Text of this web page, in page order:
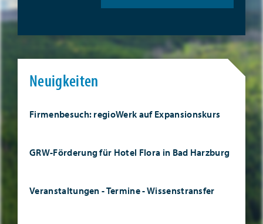
Neuigkeiten
Firmenbesuch: regioWerk auf Expansionskurs
GRW-Förderung für Hotel Flora in Bad Harzburg
Veranstaltungen - Termine - Wissenstransfer